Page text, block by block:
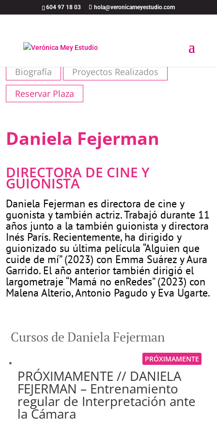
604 97 18 03 hola@veronicameyestudio.com
Biografía
Proyectos Realizados
Reservar Plaza
Daniela Fejerman
DIRECTORA DE CINE Y
GUIONISTA
Daniela Fejerman es directora de cine y
guonista y también actriz. Trabajó durante 11
años junto a la también guionista y directora
Inés París. Recientemente, ha dirigido y
guionizado su última película “Alguien que
cuide de mí” (2023) con Emma Suárez y Aura
Garrido. El año anterior también dirigió el
largometraje “Mamá no enRedes” (2023) con
Malena Alterio, Antonio Pagudo y Eva Ugarte.
Cursos de Daniela Fejerman
PRÓXIMAMENTE
PRÓXIMAMENTE // DANIELA
FEJERMAN – Entrenamiento
regular de Interpretación ante
la Cámara